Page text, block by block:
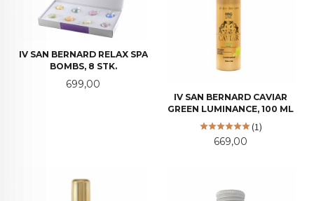
IV SAN BERNARD RELAX SPA
BOMBS, 8 STK.
Pris
699,00
IV SAN BERNARD CAVIAR
GREEN LUMINANCE, 100 ML
(1)
Pris
669,00